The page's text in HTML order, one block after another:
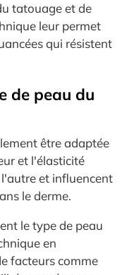
tatouage et de
leur permet
qui résistent
de peau du
être adaptée
et l'élasticité
et influencent
le derme.
le type de peau
en
facteurs comme